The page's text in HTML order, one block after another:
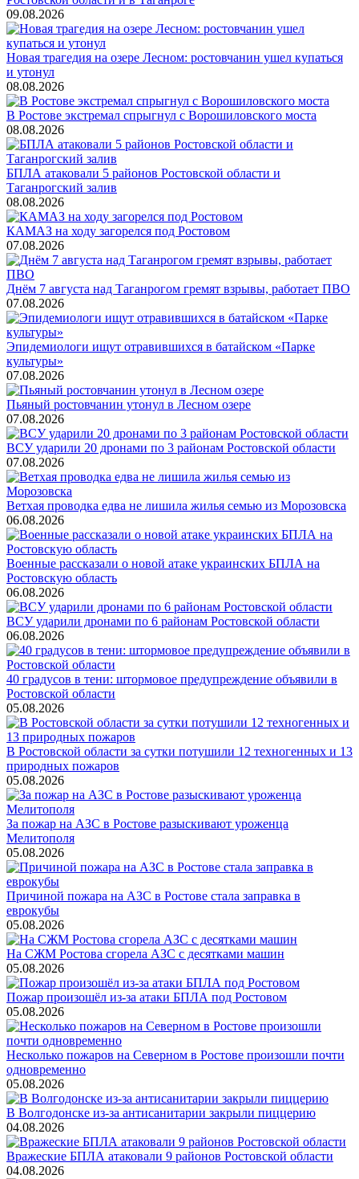
09.08.2026
Новая трагедия на озере Лесном: ростовчанин ушел купаться
и утонул
08.08.2026
В Ростове экстремал спрыгнул с Ворошиловского моста
08.08.2026
БПЛА атаковали 5 районов Ростовской области и
Таганрогский залив
08.08.2026
КАМАЗ на ходу загорелся под Ростовом
07.08.2026
Днём 7 августа над Таганрогом гремят взрывы, работает ПВО
07.08.2026
Эпидемиологи ищут отравившихся в батайском «Парке
культуры»
07.08.2026
Пьяный ростовчанин утонул в Лесном озере
07.08.2026
ВСУ ударили 20 дронами по 3 районам Ростовской области
07.08.2026
Ветхая проводка едва не лишила жилья семью из Морозовска
06.08.2026
Военные рассказали о новой атаке украинских БПЛА на
Ростовскую область
06.08.2026
ВСУ ударили дронами по 6 районам Ростовской области
06.08.2026
40 градусов в тени: штормовое предупреждение объявили в
Ростовской области
05.08.2026
В Ростовской области за сутки потушили 12 техногенных и 13
природных пожаров
05.08.2026
За пожар на АЗС в Ростове разыскивают уроженца
Мелитополя
05.08.2026
Причиной пожара на АЗС в Ростове стала заправка в
еврокубы
05.08.2026
На СЖМ Ростова сгорела АЗС с десятками машин
05.08.2026
Пожар произошёл из-за атаки БПЛА под Ростовом
05.08.2026
Несколько пожаров на Северном в Ростове произошли почти
одновременно
05.08.2026
В Волгодонске из-за антисанитарии закрыли пиццерию
04.08.2026
Вражеские БПЛА атаковали 9 районов Ростовской области
04.08.2026